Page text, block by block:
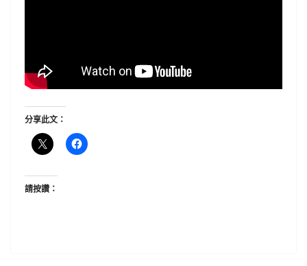
分享此文：
請按讚：